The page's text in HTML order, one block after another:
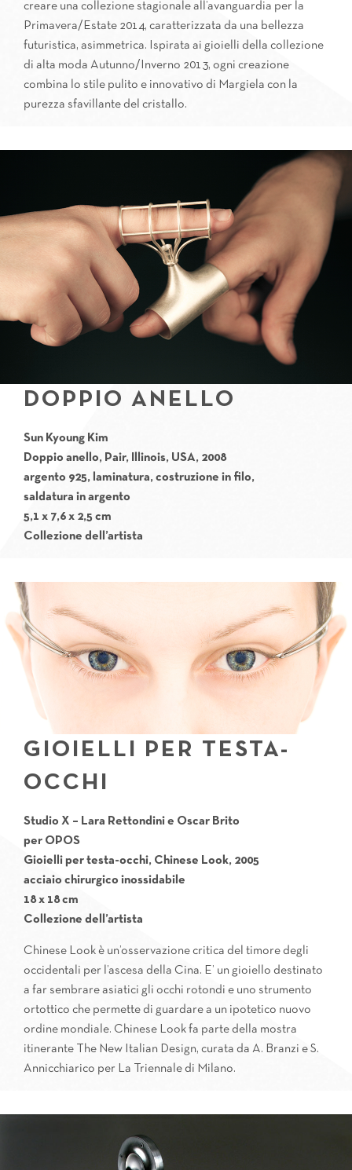
creare una collezione stagionale all’avanguardia per la
Primavera/Estate 2014, caratterizzata da una bellezza
futuristica, asimmetrica. Ispirata ai gioielli della collezione
di alta moda Autunno/Inverno 2013, ogni creazione
combina lo stile pulito e innovativo di Margiela con la
purezza sfavillante del cristallo.
DOPPIO ANELLO
Sun Kyoung Kim
Doppio anello, Pair, Illinois, USA, 2008
argento 925, laminatura, costruzione in filo,
saldatura in argento
5,1 x 7,6 x 2,5 cm
Collezione dell’artista
GIOIELLI PER TESTA-
OCCHI
Studio X – Lara Rettondini e Oscar Brito
per OPOS
Gioielli per testa-occhi, Chinese Look, 2005
acciaio chirurgico inossidabile
18 x 18 cm
Collezione dell’artista
Chinese Look è un’osservazione critica del timore degli
occidentali per l’ascesa della Cina. E’ un gioiello destinato
a far sembrare asiatici gli occhi rotondi e uno strumento
ortottico che permette di guardare a un ipotetico nuovo
ordine mondiale. Chinese Look fa parte della mostra
itinerante The New Italian Design, curata da A. Branzi e S.
Annicchiarico per La Triennale di Milano.